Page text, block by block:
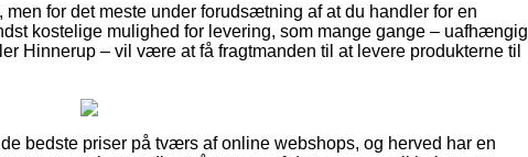
for det meste under forudsætning af at du handler for en
kostelige mulighed for levering, som mange gange – uafhængig
Hinnerup – vil være at få fragtmanden til at levere produkterne til
bedste priser på tværs af online webshops, og herved har en